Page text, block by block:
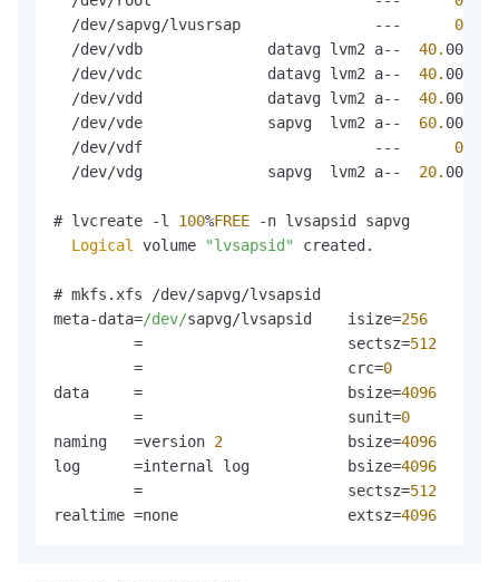
  /dev/sapvg/lvusrsap               ---
0
  /dev/vdb              datavg lvm2 a--
40. 00g
  /dev/vdc              datavg lvm2 a--
40. 00g
  /dev/vdd              datavg lvm2 a--
40. 00g
  /dev/vde              sapvg  lvm2 a--
60.
  /dev/vdf                          ---
0
  /dev/vdg              sapvg  lvm2 a--
20. 00g
# lvcreate -l 100%FREE -n lvsapsid sapvg
Logical
volume "lvsapsid" created.
# mkfs. xfs /dev/sapvg/lvsapsid
meta-data=/dev/sapvg/lvsapsid    isize=256
         =                       sectsz=
512
         =                       crc=
0
data     =                       bsize=4096
         =                       sunit=
0
naming   =version 2
              bsize=
4096
log      =internal log           bsize=4096
         =                       sectsz=
512
realtime =none                   extsz=4096